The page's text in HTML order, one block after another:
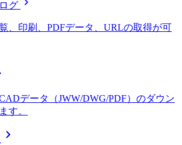
グ
、印刷、PDFデータ、URLの取得が可
データ（JWW/DWG/PDF）のダウン
す。
chevron_right